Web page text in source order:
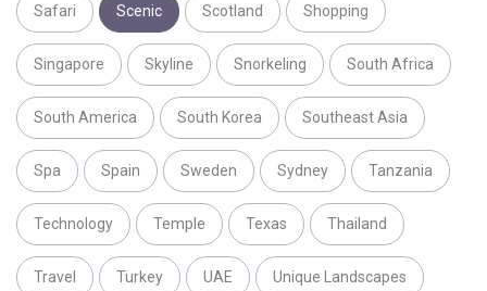
Safari Scenic Scotland Shopping
Singapore Skyline Snorkeling South Africa
South America South Korea Southeast Asia
Spa Spain Sweden Sydney Tanzania
Technology Temple Texas Thailand
Travel Turkey UAE Unique Landscapes